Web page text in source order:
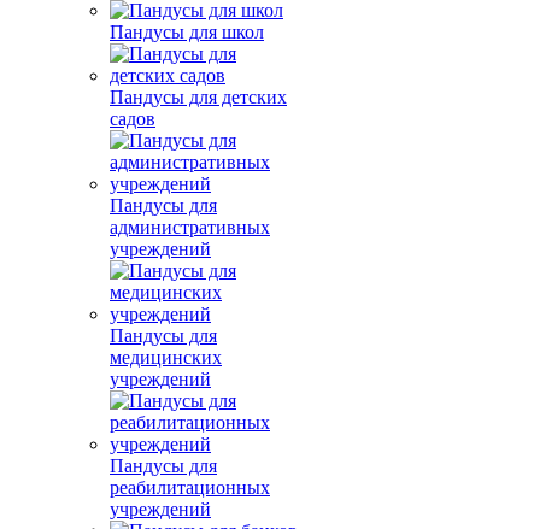
Пандусы для школ
Пандусы для детских
садов
Пандусы для
административных
учреждений
Пандусы для
медицинских
учреждений
Пандусы для
реабилитационных
учреждений